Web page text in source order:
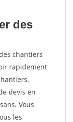
des
chantiers
rapidement
devis en
Vous
les